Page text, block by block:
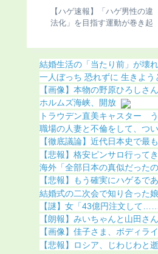
【悲報】ケンドーコバヤシの
過去が壮絶すぎる
結婚生活の「当たり前」が壊
一人ぼっち 恐れずに 生きよう
【画像】本物の野原ひろしさ
ホルムズ海峡、開放
トラウデン直美キャスター
職場の人妻と不倫をして、つい
【徹底議論】近代日本史で最
【悲報】格安ピンサロ行って
海外「全部日本の真似だった
【悲報】もう確実にハゲるで
結婚式の二次会で知り合った
【謎】女「43億円注文して
【朗報】みいちゃんと山田さ
【画像】佳子さま、ボディラ
【悲報】ロシア、じわじわと